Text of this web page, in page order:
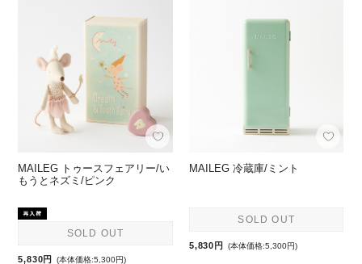
MAILEG トゥースフェアリー/い
もうとネズミ/ピンク
SOLD OUT
5,830円 (本体価格:5,300円)
MAILEG 冷蔵庫/ミント
SOLD OUT
5,830円 (本体価格:5,300円)